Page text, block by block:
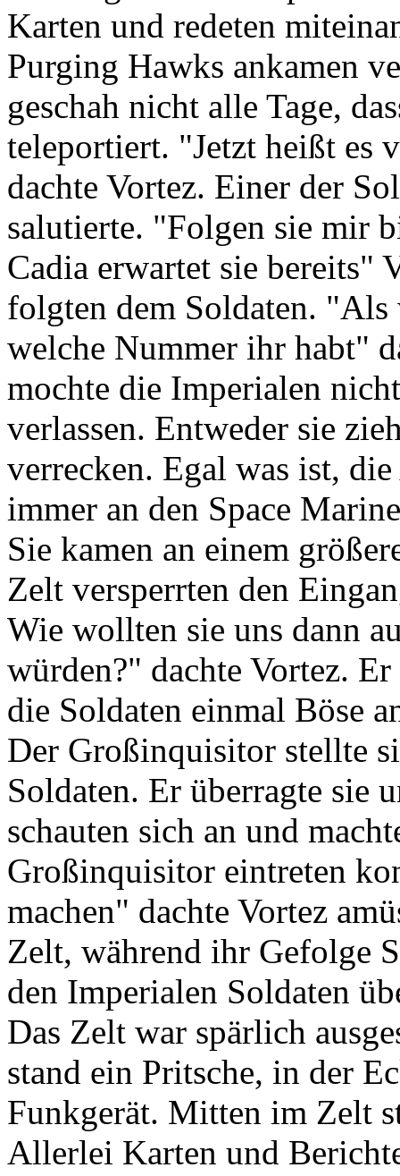
Karten und redeten
Purging Hawks ankamen
geschah nicht alle Tage,
teleportiert. "Jetzt heißt es
dachte Vortez. Einer der
salutierte. "Folgen sie mir
Cadia erwartet sie bereits"
folgten dem Soldaten. "Als
welche Nummer ihr habt"
mochte die Imperialen
verlassen. Entweder sie
verrecken. Egal was ist,
immer an den Space
Sie kamen an einem
Zelt versperrten den
Wie wollten sie uns dann
würden?" dachte Vortez.
die Soldaten einmal Böse
Der Großinquisitor stellte
Soldaten. Er überragte sie
schauten sich an und
Großinquisitor eintreten
machen" dachte Vortez
Zelt, während ihr Gefolge
den Imperialen Soldaten
Das Zelt war spärlich
stand ein Pritsche, in der
Funkgerät. Mitten im Zelt
Allerlei Karten und